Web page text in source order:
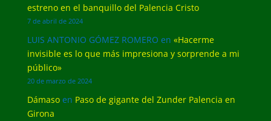
estreno en el banquillo del Palencia Cristo
7 de abril de 2024
LUIS ANTONIO GÓMEZ ROMERO en «Hacerme
invisible es lo que más impresiona y sorprende a mi
público»
20 de marzo de 2024
Dámasoen Paso de gigante del Zunder Palencia en
Girona